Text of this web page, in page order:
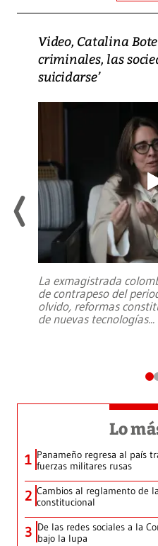
Video, Catalina
criminales, las
suicidarse’
La exmagistrada
de contrapeso del
olvido, reformas
de nuevas tecnologías...
Lo
1 Panameño regresa al país
fuerzas militares rusas
2 Cambios al reglamento de
constitucional
3 De las redes sociales a la
bajo la lupa